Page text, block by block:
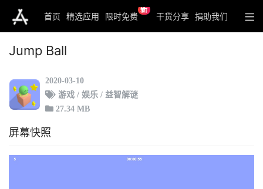
首页 精选应用 限时免费
新
干货分享 捐助我们
Jump Ball
2020-03-10
游戏 / 娱乐 / 益智解谜
27.34 MB
屏幕快照